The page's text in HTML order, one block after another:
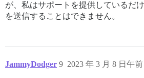
が、私はサポートを提供しているだ
を送信することはできません。
JammyDodger 2023 年 3 月 8 日午前
9